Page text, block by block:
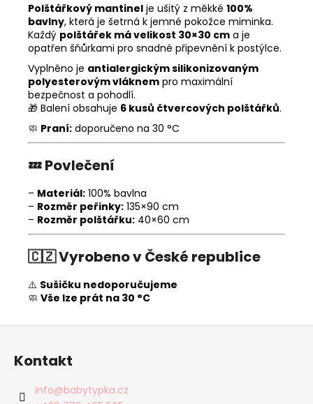
Polštářkový mantinel je ušitý z měkké 100%
bavlny, která je šetrná k jemné pokožce miminka.
Každý polštářek má velikost 30×30 cm a je
opatřen šňůrkami pro snadné připevnění k postýlce.
Vyplněno je antialergickým silikonizovaným
polyesterovým vláknem pro maximální
bezpečnost a pohodlí.
🎁 Balení obsahuje 6 kusů čtvercových polštářků.
🧼 Praní: doporučeno na 30 °C
💤Povlečení
– Materiál: 100% bavlna
– Rozměr peřinky: 135×90 cm
– Rozměr polštářku: 40×60 cm
🇨🇿Vyrobeno v České republice
⚠️ Sušičku nedoporučujeme
🧼 Vše lze prát na 30 °C
Z
Kontakt
info@babytypka.cz